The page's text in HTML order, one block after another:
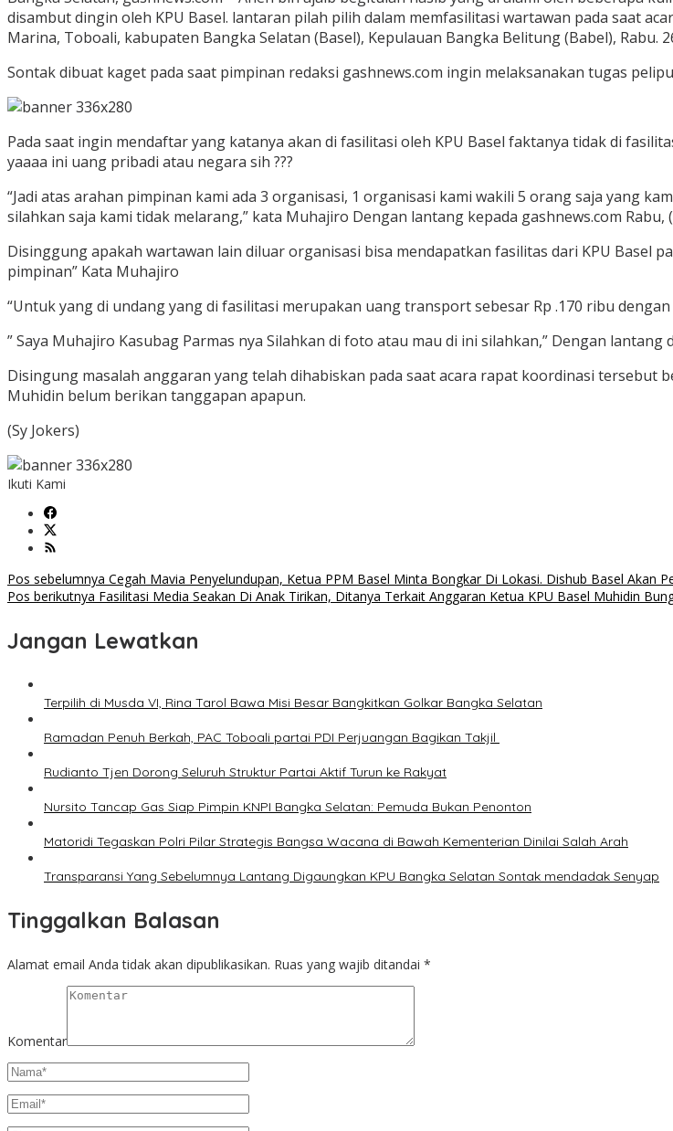
disambut dingin oleh KPU Basel. lantaran pilah pilih dalam memfasilitasi wartawan pada saat
Marina, Toboali, kabupaten Bangka Selatan (Basel), Kepulauan Bangka Belitung (Babel), Rabu.
Sontak dibuat kaget pada saat pimpinan redaksi gashnews.com ingin melaksanakan tugas
Pada saat ingin mendaftar yang katanya akan di fasilitasi oleh KPU Basel faktanya tidak di
yaaaa ini uang pribadi atau negara sih ???
“Jadi atas arahan pimpinan kami ada 3 organisasi, 1 organisasi kami wakili 5 orang saja yang
silahkan saja kami tidak melarang,” kata Muhajiro Dengan lantang kepada gashnews.com Rabu,
Disinggung apakah wartawan lain diluar organisasi bisa mendapatkan fasilitas dari KPU Basel
pimpinan” Kata Muhajiro
“Untuk yang di undang yang di fasilitasi merupakan uang transport sebesar Rp .170 ribu dengan
” Saya Muhajiro Kasubag Parmas nya Silahkan di foto atau mau di ini silahkan,” Dengan lantang
Disingung masalah anggaran yang telah dihabiskan pada saat acara rapat koordinasi tersebut
Muhidin belum berikan tanggapan apapun.
(Sy Jokers)
Ikuti Kami
Navigasi
Pos sebelumnya Cegah Mavia Penyelundupan, Ketua PPM Basel Minta Bongkar Di Lokasi. Dishub Basel Akan
Pos berikutnya Fasilitasi Media Seakan Di Anak Tirikan, Ditanya Terkait Anggaran Ketua KPU Basel Muhidin
Jangan Lewatkan
Terpilih di Musda VI, Rina Tarol Bawa Misi Besar Bangkitkan Golkar Bangka Selatan
Ramadan Penuh Berkah, PAC Toboali partai PDI Perjuangan Bagikan Takjil
Rudianto Tjen Dorong Seluruh Struktur Partai Aktif Turun ke Rakyat
Nursito Tancap Gas Siap Pimpin KNPI Bangka Selatan: Pemuda Bukan Penonton
Matoridi Tegaskan Polri Pilar Strategis Bangsa Wacana di Bawah Kementerian Dinilai Salah Arah
Transparansi Yang Sebelumnya Lantang Digaungkan KPU Bangka Selatan Sontak mendadak Senyap
Tinggalkan Balasan
Alamat email Anda tidak akan dipublikasikan. Ruas yang wajib ditandai *
Komentar